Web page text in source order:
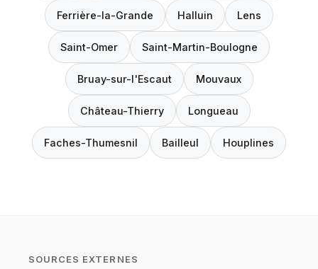
Ferrière-la-Grande Halluin Lens
Saint-Omer Saint-Martin-Boulogne
Bruay-sur-l'Escaut Mouvaux
Château-Thierry Longueau
Faches-Thumesnil Bailleul Houplines
SOURCES EXTERNES